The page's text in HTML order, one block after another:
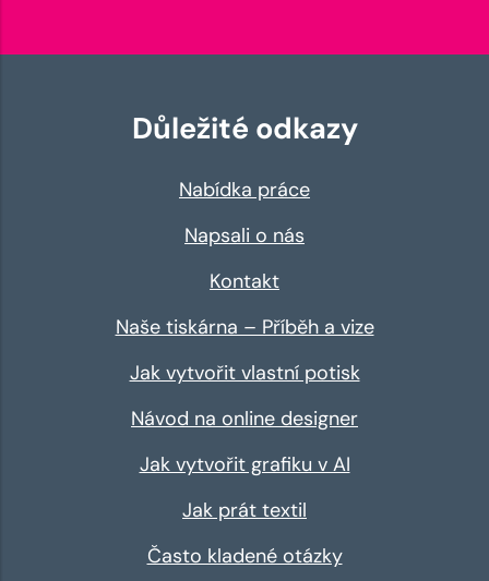
Důležité odkazy
Nabídka práce
Napsali o nás
Kontakt
Naše tiskárna – Příběh a vize
Jak vytvořit vlastní potisk
Návod na online designer
Jak vytvořit grafiku v AI
Jak prát textil
Často kladené otázky